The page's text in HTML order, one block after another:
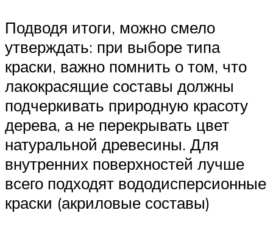
Подводя итоги, можно смело
утверждать: при выборе типа
краски, важно помнить о том, что
лакокрасящие составы должны
подчеркивать природную красоту
дерева, а не перекрывать цвет
натуральной древесины. Для
внутренних поверхностей лучше
всего подходят вододисперсионные
краски (акриловые составы)